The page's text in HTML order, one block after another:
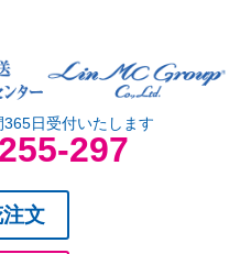
日受付いたします
297
文